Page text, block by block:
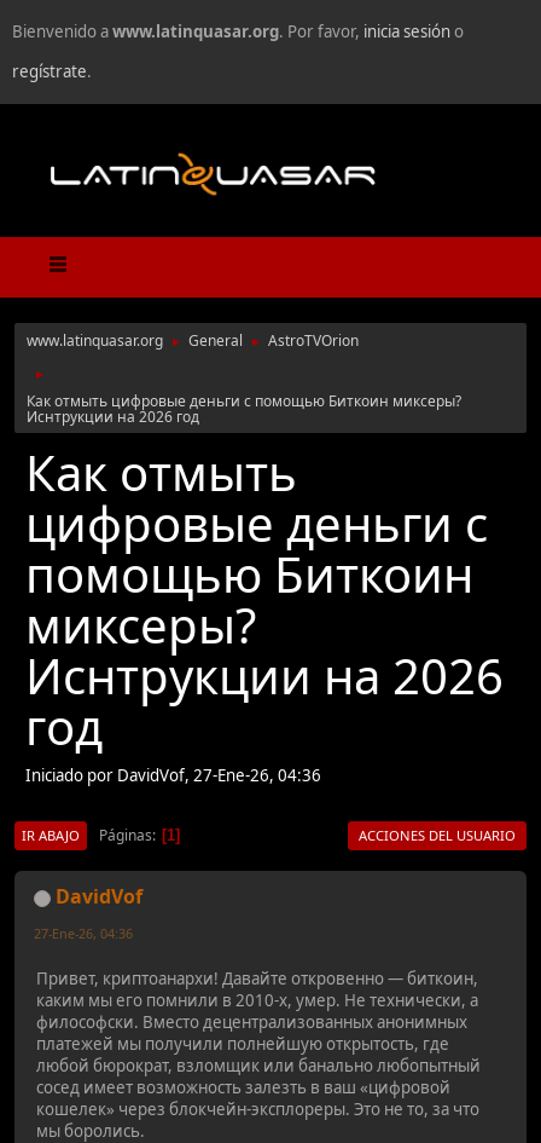
Bienvenido awww.latinquasar.org. Por favor, inicia sesióno
regístrate.
www.latinquasar.org ► General ► AstroTVOrion
►
Как отмыть цифровые деньги с помощью Биткоин миксеры?
Иснтрукции на 2026 год
Как отмыть
цифровые деньги с
помощью Биткоин
миксеры?
Иснтрукции на 2026
год
Iniciado por DavidVof, 27-Ene-26, 04:36
IR ABAJO Páginas 1 ACCIONES DEL USUARIO
DavidVof
27-Ene-26, 04:36
Привет, криптоанархи! Давайте откровенно — биткоин,
каким мы его помнили в 2010-х, умер. Не технически, а
философски. Вместо децентрализованных анонимных
платежей мы получили полнейшую открытость, где
любой бюрократ, взломщик или банально любопытный
сосед имеет возможность залезть в ваш «цифровой
кошелек» через блокчейн-эксплореры. Это не то, за что
мы боролись.